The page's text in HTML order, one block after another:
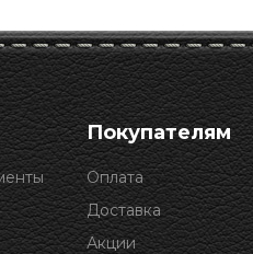
Покупателям
Оплата
Доставка
Акции